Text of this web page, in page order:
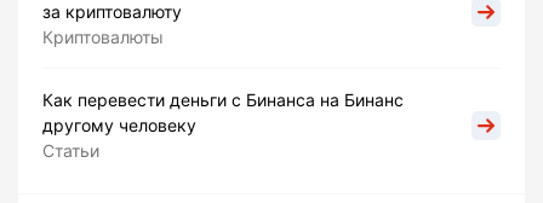
за криптовалюту
Криптовалюты
Как перевести деньги с Бинанса на Бинанс
другому человеку
Статьи